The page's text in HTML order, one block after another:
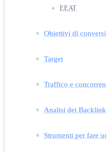
EEAT
Obiettivi di
Target
Traffico e
Analisi dei
Strumenti per fare